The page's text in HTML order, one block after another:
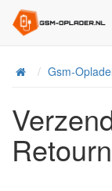
HomeGsm-